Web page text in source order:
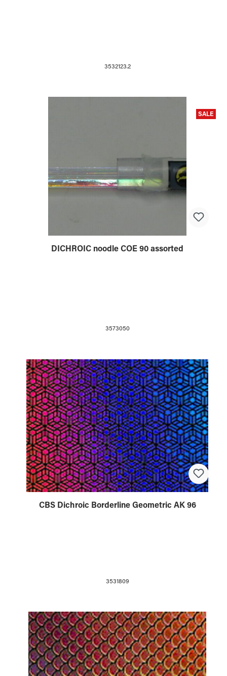
3532123.2
SALE
DICHROIC noodle COE 90 assorted
3573050
CBS Dichroic Borderline Geometric AK 96
3531809